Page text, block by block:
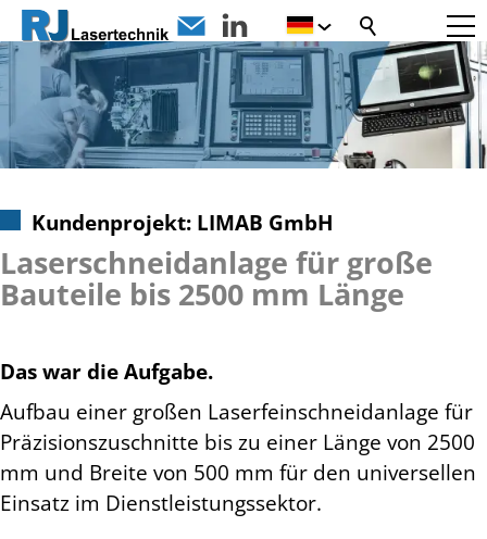
Kundenprojekt: LIMAB GmbH
Laserschneidanlage für große
Bauteile bis 2500 mm Länge
Das war die Aufgabe.
Aufbau einer großen Laserfeinschneidanlage für
Präzisionszuschnitte bis zu einer Länge von 2500
mm und Breite von 500 mm für den universellen
Einsatz im Dienstleistungssektor.